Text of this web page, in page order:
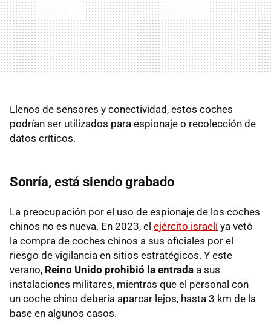
Llenos de sensores y conectividad, estos coches
podrían ser utilizados para espionaje o recolección de
datos críticos.
Sonría, está siendo grabado
La preocupación por el uso de espionaje de los coches
chinos no es nueva. En 2023, el ejército israelíya vetó
la compra de coches chinos a sus oficiales por el
riesgo de vigilancia en sitios estratégicos. Y este
verano, Reino Unido prohibió la entrada a sus
instalaciones militares, mientras que el personal con
un coche chino debería aparcar lejos, hasta 3 km de la
base en algunos casos.